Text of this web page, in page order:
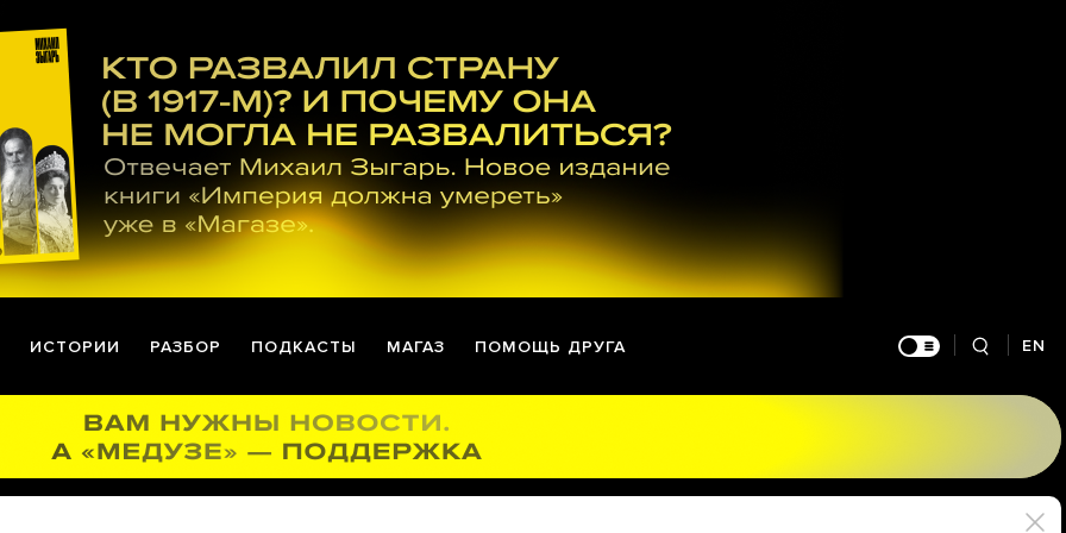
ИСТОРИИ РАЗБОР ПОДКАСТЫ МАГАЗ ПОМОЩЬ ДРУГА EN